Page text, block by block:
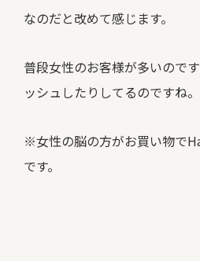
なのだと改めて感じます。
普段女性のお客様が多いので
ッシュしたりしてるのですね。
※女性の脳の方がお買い物で
です。